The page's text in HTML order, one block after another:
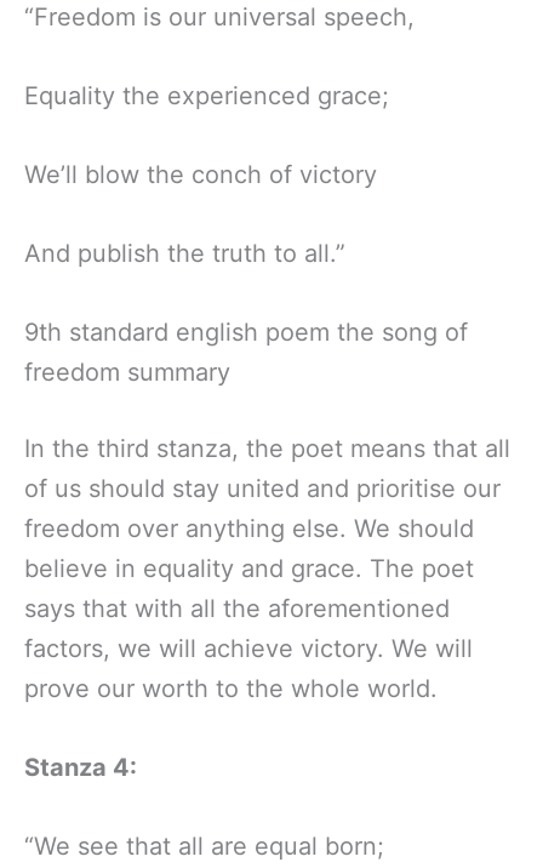
“Freedom is our universal speech,
Equality the experienced grace;
We’ll blow the conch of victory
And publish the truth to all.”
9th standard english poem the song of
freedom summary
In the third stanza, the poet means that all
of us should stay united and prioritise our
freedom over anything else. We should
believe in equality and grace. The poet
says that with all the aforementioned
factors, we will achieve victory. We will
prove our worth to the whole world.
Stanza 4:
“We see that all are equal born;